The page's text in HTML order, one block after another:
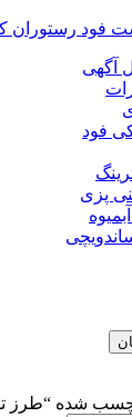
آگهی
فود
پزی
شده “طرز